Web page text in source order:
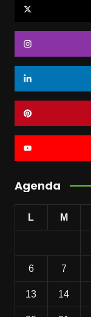
Agenda
L M
6 7
13 14